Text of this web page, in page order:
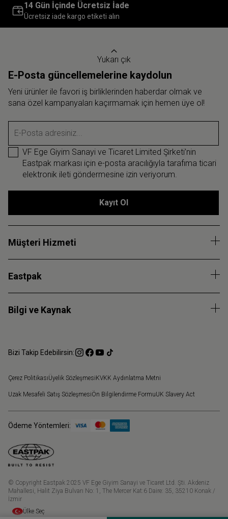
14 Gün İçinde Ücretsiz İade
Ücretsiz iade kargo etiketi alın
Yukarı çık
E-Posta güncellemelerine kaydolun
Yeni ürünler ile favori iş birliklerinden haberdar olmak ve
sana özel kampanyaları kaçırmamak için hemen üye ol!
E-Posta adresiniz...
VF Ege Giyim Sanayi ve Ticaret Limited Şirketi’nin
Eastpak markası için e-posta aracılığıyla tarafıma ticari
elektronik ileti göndermesine izin veriyorum.
Kayıt Ol
Müşteri Hizmeti
Eastpak
Bilgi ve Kaynak
Bizi Takip Edebilirsin:
Çerez PolitikasıÜyelik SözleşmesiKVKK Aydınlatma Metni
Uzak Mesafeli Satış SözleşmesiÖn Bilgilendirme FormuUK Slavery Act
Ödeme Yöntemleri:
© Copyright Eastpak 2025 VF Ege Giyim Sanayi ve Ticaret Ltd. Şti. Akdeniz
Mahallesi, Halit Ziya Bulvarı No: 1, The Mercer Kat:6 Daire: 35, 35210 Konak /
İzmir
Ülke Seç